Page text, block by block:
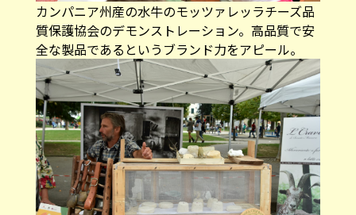
カンパニア州産の水牛のモッツァレッラチーズ品
質保護協会のデモンストレーション。高品質で安
全な製品であるというブランド力をアピール。